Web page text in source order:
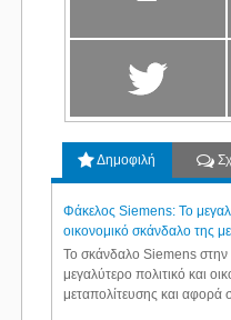
Δημοφιλή
Φάκελος Siemens: Το
οικονομικό σκάνδαλο της
Το σκάνδαλο Siemens στην
μεγαλύτερο πολιτικό και
μεταπολίτευσης και αφορά